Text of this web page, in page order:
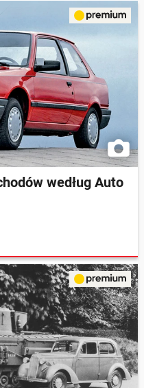
według Auto